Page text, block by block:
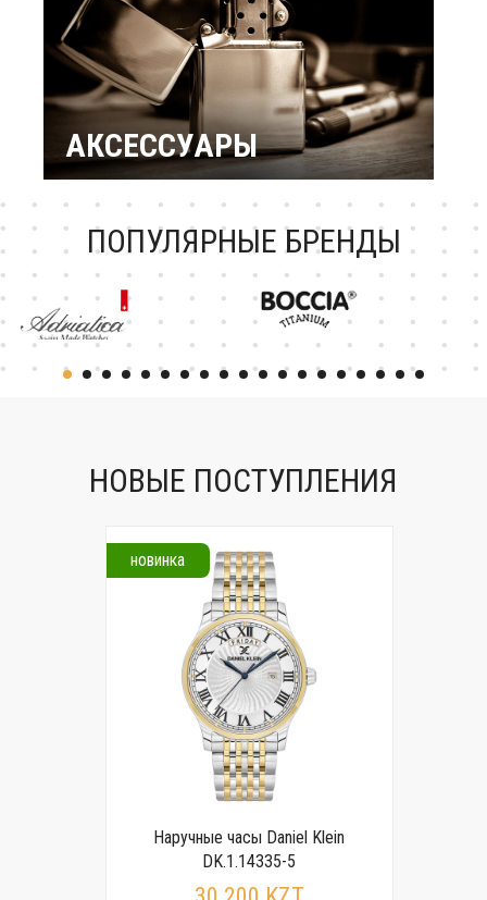
профессиям и
увлечениям
Подарочный
сертификат
АКСЕССУАРЫ
ПОПУЛЯРНЫЕ БРЕНДЫ
НОВЫЕ ПОСТУПЛЕНИЯ
новинка
Наручные часы Daniel Klein
DK.1.14335-5